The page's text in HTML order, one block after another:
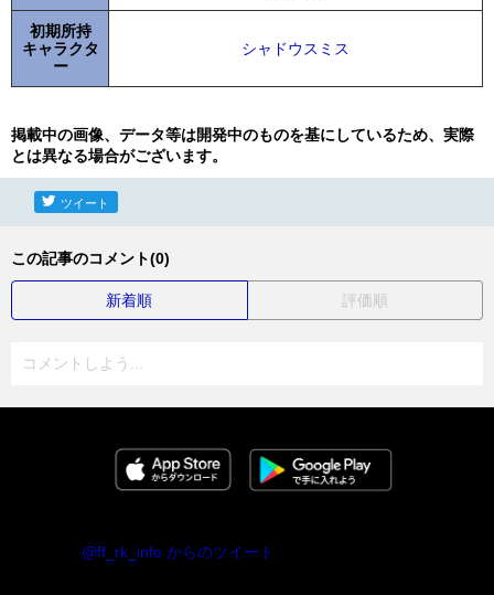
初期所持
キャラクタ
ー
シャドウスミス
掲載中の画像、データ等は開発中のものを基にしているため、実際
とは異なる場合がございます。
ツイート
この記事のコメント(0)
新着順 評価順
コメントしよう...
@ff_rk_info からのツイート